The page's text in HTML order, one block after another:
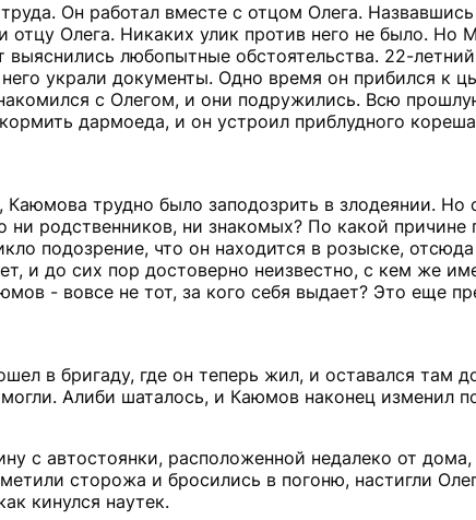
Он работал вместе с отцом Олега.
Олега. Никаких улик против него не было. Но
выяснились любопытные обстоятельства. 22-
украли документы. Одно время он прибился к
с Олегом, и они подружились. Всю
дармоеда, и он устроил приблудного
трудно было заподозрить в злодеянии. Но
ни родственников, ни знакомых? По какой причине
подозрение, что он находится в розыске,
и до сих пор достоверно неизвестно, с кем же
- вовсе не тот, за кого себя выдает? Это еще
в бригаду, где он теперь жил, и оставался там
Алиби шаталось, и Каюмов наконец изменил
с автостоянки, расположенной недалеко от
сторожа и бросились в погоню, настигли
кинулся наутек.